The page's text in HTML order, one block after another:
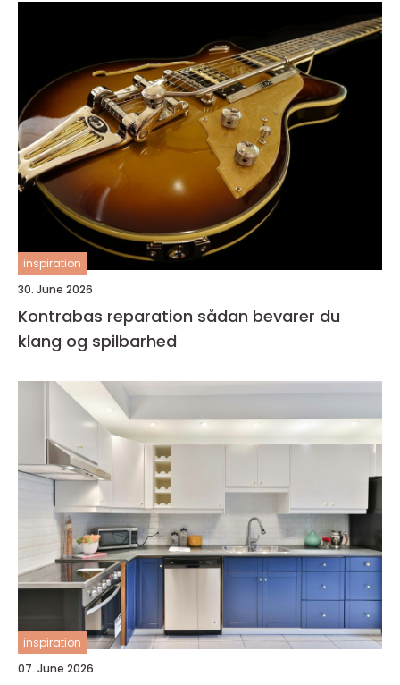
inspiration
30. June 2026
Kontrabas reparation sådan bevarer du
klang og spilbarhed
inspiration
07. June 2026